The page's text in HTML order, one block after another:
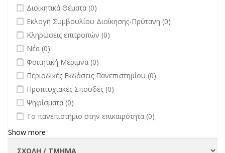
undefined
Διοικητικά Θέματα (0)
undefined
Εκλογή Συμβουλίου Διοίκησης-Πρύτανη (0)
undefined
Κληρώσεις επιτροπών (0)
undefined
Νέα (0)
undefined
Φοιτητική Μέριμνα (0)
undefined
Περιοδικές Εκδόσεις Πανεπιστημίου (0)
undefined
Προπτυχιακές Σπουδές (0)
undefined
Ψηφίσματα (0)
undefined
Το πανεπιστήμιο στην επικαιρότητα (0)
Show more